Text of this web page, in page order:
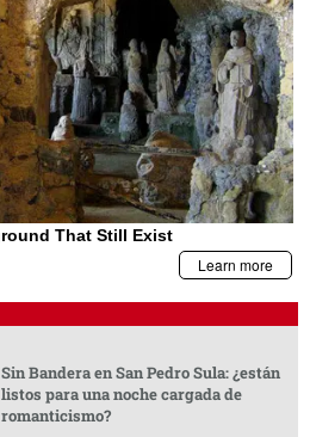
Sin Bandera en San Pedro Sula: ¿están
listos para una noche cargada de
romanticismo?